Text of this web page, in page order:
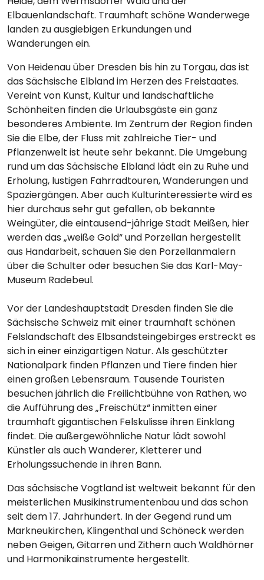
Elbauenlandschaft. Traumhaft schöne Wanderwege
landen zu ausgiebigen Erkundungen und
Wanderungen ein.
Von Heidenau über Dresden bis hin zu Torgau, das ist
das Sächsische Elbland im Herzen des Freistaates.
Vereint von Kunst, Kultur und landschaftliche
Schönheiten finden die Urlaubsgäste ein ganz
besonderes Ambiente. Im Zentrum der Region finden
Sie die Elbe, der Fluss mit zahlreiche Tier- und
Pflanzenwelt ist heute sehr bekannt. Die Umgebung
rund um das Sächsische Elbland lädt ein zu Ruhe und
Erholung, lustigen Fahrradtouren, Wanderungen und
Spaziergängen. Aber auch Kulturinteressierte wird es
hier durchaus sehr gut gefallen, ob bekannte
Weingüter, die eintausend-jährige Stadt Meißen, hier
werden das „weiße Gold“ und Porzellan hergestellt
aus Handarbeit, schauen Sie den Porzellanmalern
über die Schulter oder besuchen Sie das Karl-May-
Museum Radebeul.
Vor der Landeshauptstadt Dresden finden Sie die
Sächsische Schweiz mit einer traumhaft schönen
Felslandschaft des Elbsandsteingebirges erstreckt es
sich in einer einzigartigen Natur. Als geschützter
Nationalpark finden Pflanzen und Tiere finden hier
einen großen Lebensraum. Tausende Touristen
besuchen jährlich die Freilichtbühne von Rathen, wo
die Aufführung des „Freischütz“ inmitten einer
traumhaft gigantischen Felskulisse ihren Einklang
findet. Die außergewöhnliche Natur lädt sowohl
Künstler als auch Wanderer, Kletterer und
Erholungssuchende in ihren Bann.
Das sächsische Vogtland ist weltweit bekannt für den
meisterlichen Musikinstrumentenbau und das schon
seit dem 17. Jahrhundert. In der Gegend rund um
Markneukirchen, Klingenthal und Schöneck werden
neben Geigen, Gitarren und Zithern auch Waldhörner
und Harmonikainstrumente hergestellt.